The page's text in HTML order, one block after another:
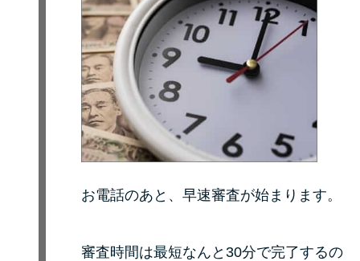
お電話のあと、早速審査が始まります。
審査時間は最短なんと30分で完了するの